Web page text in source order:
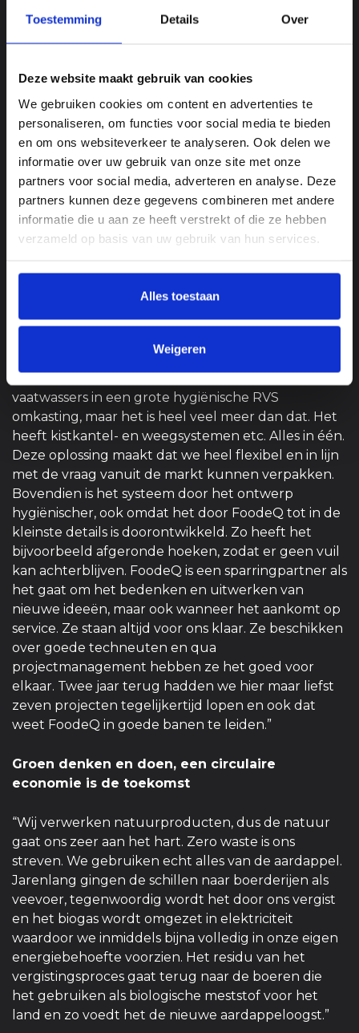
Toestemming Details Over
Deze website maakt gebruik van cookies
We gebruiken cookies om content en advertenties te
personaliseren, om functies voor social media te bieden
en om ons websiteverkeer te analyseren. Ook delen we
informatie over uw gebruik van onze site met onze
partners voor social media, adverteren en analyse. Deze
partners kunnen deze gegevens combineren met andere
informatie die u aan ze heeft verstrekt of die ze hebben
verzameld op basis van uw gebruik van hun services.
Alles toestaan
Weigeren
Mydibel naar één en dezelfde verpakkingslijn. Die
moest omwille van de hygiëne grondig gereinigd
lopen. “Dat werkte vertragend, want bij elke
reinigingsactie lag de verpakkingslijn stil en dus
moesten we soms ook de productie stilleggen.” De
PackYard heeft vijf afzonderlijke weegkamers die
los van elkaar bevoorraad en op hoge temperatuur
gereinigd (gepasteuriseerd) kunnen worden, terwijl
het verpakkingsproces gewoon doorloopt in de
andere kamers.
MYDIBEL MEER DAN 600.000
TON AARDAPPELEN TOT
AFGEWERKTE PRODUCTEN
Carlo Mylle: “We hebben het weleens over vijf
vaatwassers in een grote hygiënische RVS
omkasting, maar het is heel veel meer dan dat. Het
heeft kistkantel- en weegsystemen etc. Alles in één.
Deze oplossing maakt dat we heel flexibel en in lijn
met de vraag vanuit de markt kunnen verpakken.
Bovendien is het systeem door het ontwerp
hygiënischer, ook omdat het door FoodeQ tot in de
kleinste details is doorontwikkeld. Zo heeft het
bijvoorbeeld afgeronde hoeken, zodat er geen vuil
kan achterblijven. FoodeQ is een sparringpartner als
het gaat om het bedenken en uitwerken van
nieuwe ideeën, maar ook wanneer het aankomt op
service. Ze staan altijd voor ons klaar. Ze beschikken
over goede techneuten en qua
projectmanagement hebben ze het goed voor
elkaar. Twee jaar terug hadden we hier maar liefst
zeven projecten tegelijkertijd lopen en ook dat
weet FoodeQ in goede banen te leiden.”
Groen denken en doen, een circulaire
economie is de toekomst
“Wij verwerken natuurproducten, dus de natuur
gaat ons zeer aan het hart. Zero waste is ons
streven. We gebruiken echt alles van de aardappel.
Jarenlang gingen de schillen naar boerderijen als
veevoer, tegenwoordig wordt het door ons vergist
en het biogas wordt omgezet in elektriciteit
waardoor we inmiddels bijna volledig in onze eigen
energiebehoefte voorzien. Het residu van het
vergistingsproces gaat terug naar de boeren die
het gebruiken als biologische meststof voor het
land en zo voedt het de nieuwe aardappeloogst.”